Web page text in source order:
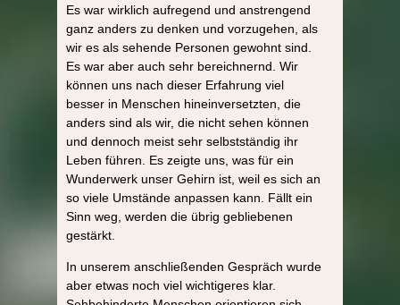
Es war wirklich aufregend und anstrengend
ganz anders zu denken und vorzugehen, als
wir es als sehende Personen gewohnt sind.
Es war aber auch sehr bereichnernd. Wir
können uns nach dieser Erfahrung viel
besser in Menschen hineinversetzten, die
anders sind als wir, die nicht sehen können
und dennoch meist sehr selbstständig ihr
Leben führen. Es zeigte uns, was für ein
Wunderwerk unser Gehirn ist, weil es sich an
so viele Umstände anpassen kann. Fällt ein
Sinn weg, werden die übrig gebliebenen
gestärkt.
In unserem anschließenden Gespräch wurde
aber etwas noch viel wichtigeres klar.